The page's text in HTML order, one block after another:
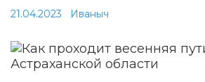
21.04.2023 Иваныч